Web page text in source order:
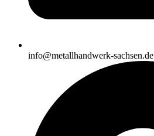
info@metallhandwerk-sachsen.de